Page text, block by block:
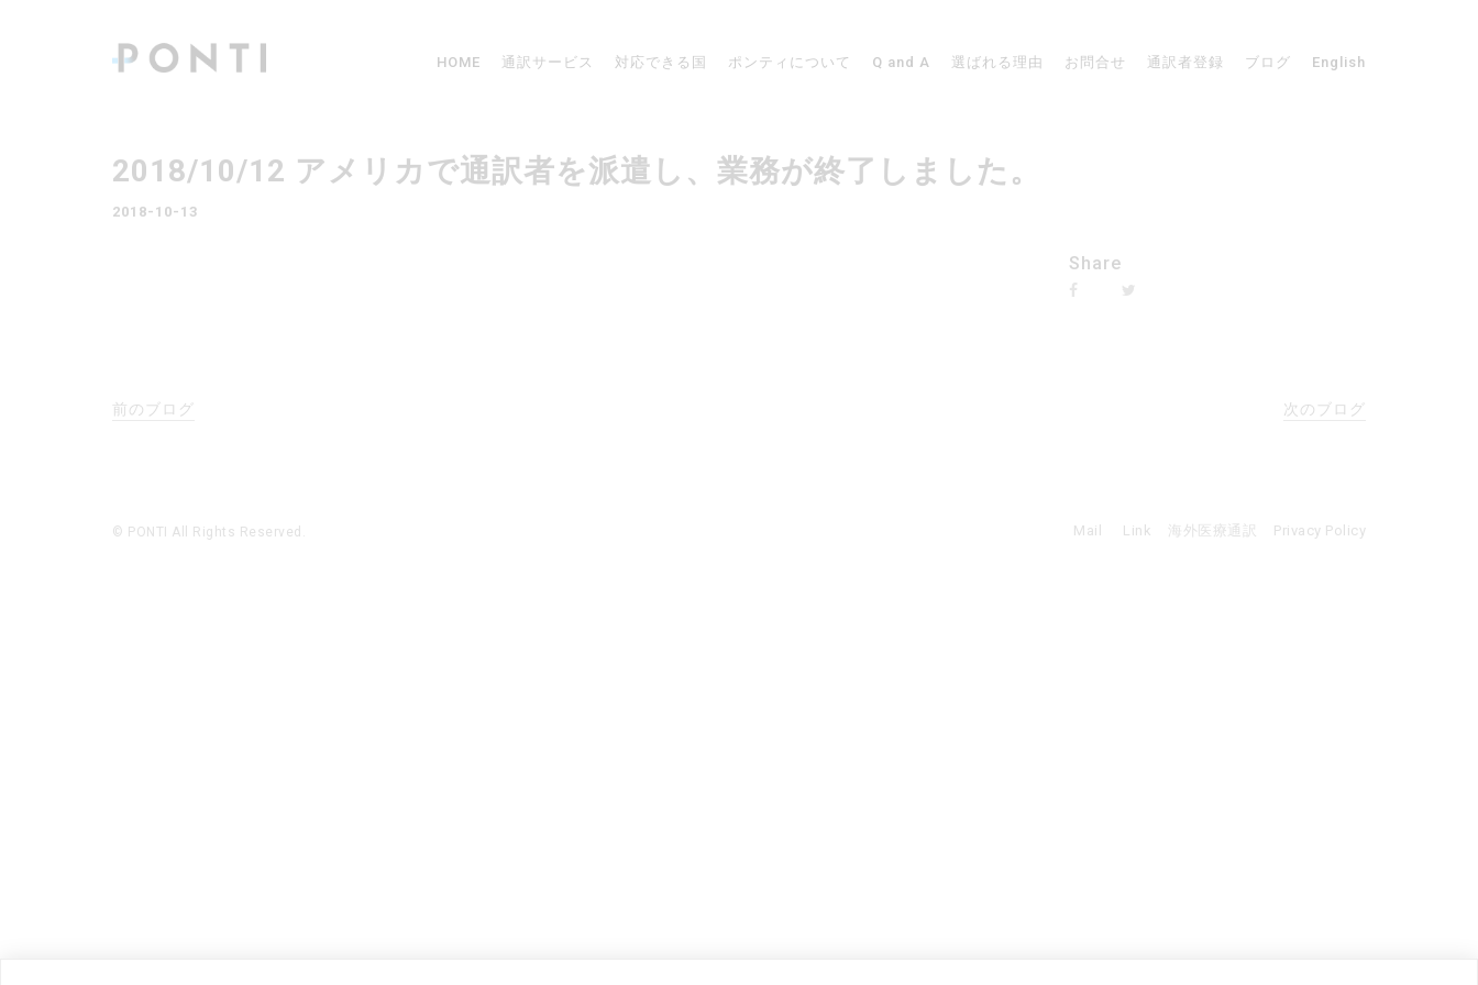
HOME 通訳サービス 対応できる国 ポンティについて Q and A 選ばれる理由 お問合せ 通訳者登録 ブログ English
2018/10/12 アメリカで通訳者を派遣し、業務が終了しました。
2018-10-13
Share
前のブログ 次のブログ
© PONTI All Rights Reserved. Mail Link 海外医療通訳 Privacy Policy